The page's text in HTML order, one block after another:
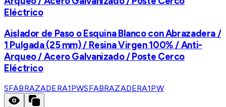
Eléctrico
Aislador de Paso o Esquina Blanco con Abrazadera /
1 Pulgada (25 mm) / Resina Virgen 100% / Anti-
Arqueo / Acero Galvanizado / Poste Cerco
Eléctrico
SFABRAZADERA1PWSFABRAZADERA1PW